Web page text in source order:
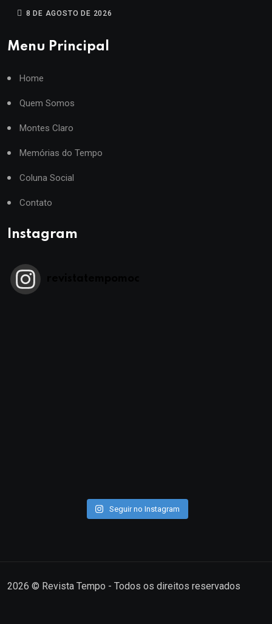
8 DE AGOSTO DE 2026
Menu Principal
Home
Quem Somos
Montes Claro
Memórias do Tempo
Coluna Social
Contato
Instagram
Seguir no Instagram
2026 © Revista Tempo - Todos os direitos reservados